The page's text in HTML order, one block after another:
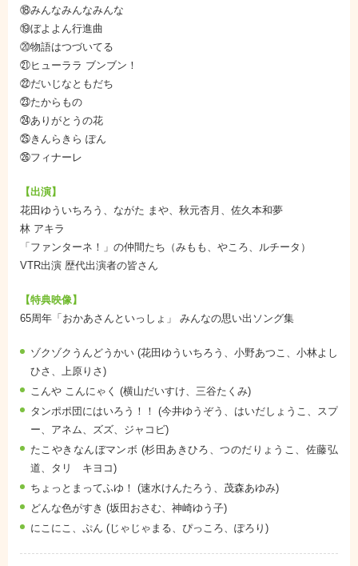
⑱みんなみんなみんな
⑲ぼよよん行進曲
⑳物語はつづいてる
㉑ヒューララ ブンブン！
㉒だいじなともだち
㉓たからもの
㉔ありがとうの花
㉕きんらきら ぽん
㉖フィナーレ
【出演】
花田ゆういちろう、ながた まや、秋元杏月、佐久本和夢
林 アキラ
「ファンターネ！」の仲間たち（みもも、やころ、ルチータ）
VTR出演 歴代出演者の皆さん
【特典映像】
65周年「おかあさんといっしょ」 みんなの思い出ソング集
ゾクゾクうんどうかい (花田ゆういちろう、小野あつこ、小林よし
ひさ、上原りさ)
こんや こんにゃく (横山だいすけ、三谷たくみ)
タンポポ団にはいろう！！ (今井ゆうぞう、はいだしょうこ、スプ
ー、アネム、ズズ、ジャコビ)
たこやきなんぼマンボ (杉田あきひろ、つのだりょうこ、佐藤弘
道、タリ キヨコ)
ちょっとまってふゆ！ (速水けんたろう、茂森あゆみ)
どんな色がすき (坂田おさむ、神崎ゆう子)
にこにこ、ぷん (じゃじゃまる、ぴっころ、ぽろり)